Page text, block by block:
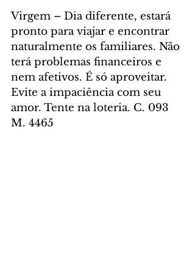
Virgem – Dia diferente, estará
pronto para viajar e encontrar
naturalmente os familiares. Não
terá problemas financeiros e
nem afetivos. É só aproveitar.
Evite a impaciência com seu
amor. Tente na loteria. C. 093
M. 4465